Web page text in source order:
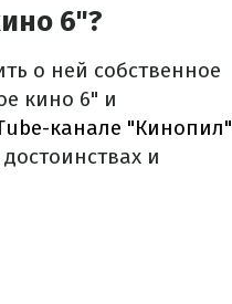
6"?
о ней собственное
кино 6" и
канале "Кинопил"
и